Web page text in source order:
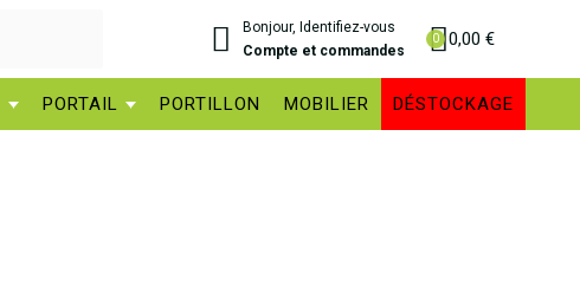
Bonjour, Identifiez-vous
Compte et commandes
0,00 €
PORTAIL PORTILLON MOBILIER DÉSTOCKAGE